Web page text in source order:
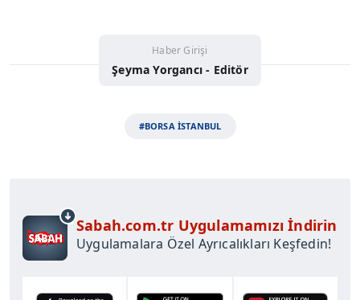
Haber Girişi
Şeyma Yorgancı - Editör
#BORSA İSTANBUL
Sabah.com.tr Uygulamamızı İndirin
Uygulamalara Özel Ayrıcalıkları Keşfedin!